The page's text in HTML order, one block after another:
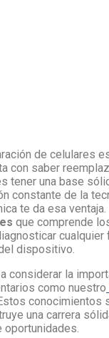
de celulares
con saber
tener una base
constante de la
te da esa ventaja.
que comprende
cualquier
dispositivo.
considerar la
como nuestro
Estos conocimientos
una carrera
oportunidades.